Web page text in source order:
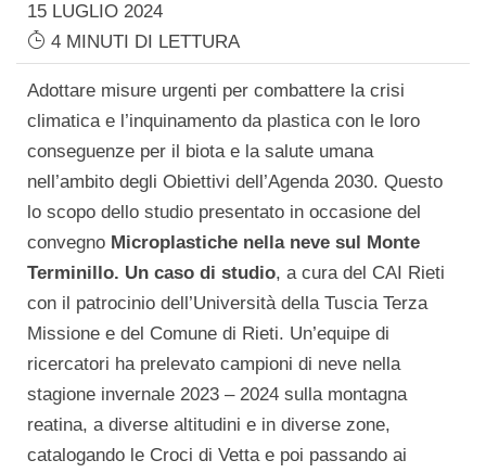
15 LUGLIO 2024
4 MINUTI DI LETTURA
Adottare misure urgenti per combattere la crisi
climatica e l’inquinamento da plastica con le loro
conseguenze per il biota e la salute umana
nell’ambito degli Obiettivi dell’Agenda 2030. Questo
lo scopo dello studio presentato in occasione del
convegno Microplastiche nella neve sul Monte
Terminillo. Un caso di studio, a cura del CAI Rieti
con il patrocinio dell’Università della Tuscia Terza
Missione e del Comune di Rieti. Un’equipe di
ricercatori ha prelevato campioni di neve nella
stagione invernale 2023 – 2024 sulla montagna
reatina, a diverse altitudini e in diverse zone,
catalogando le Croci di Vetta e poi passando ai